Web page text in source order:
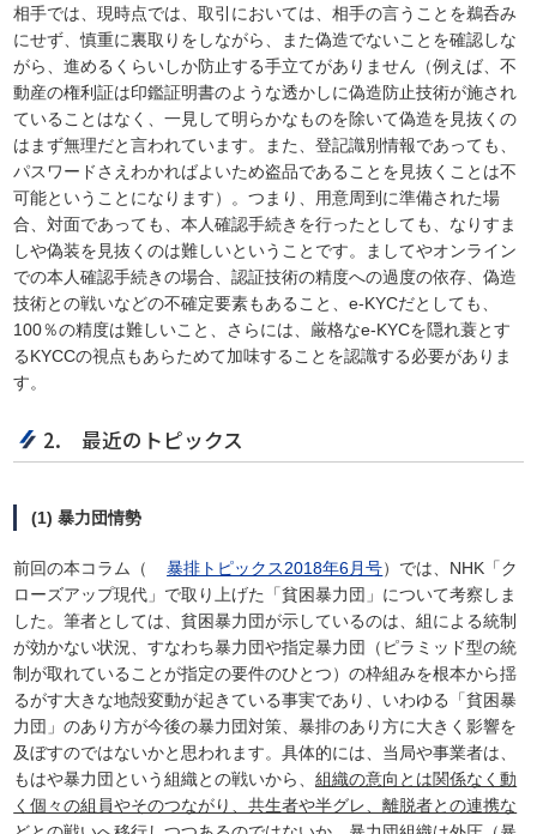
相手では、現時点では、取引においては、相手の言うことを鵜呑み
にせず、慎重に裏取りをしながら、また偽造でないことを確認しな
がら、進めるくらいしか防止する手立てがありません（例えば、不
動産の権利証は印鑑証明書のような透かしに偽造防止技術が施され
ていることはなく、一見して明らかなものを除いて偽造を見抜くの
はまず無理だと言われています。また、登記識別情報であっても、
パスワードさえわかればよいため盗品であることを見抜くことは不
可能ということになります）。つまり、用意周到に準備された場
合、対面であっても、本人確認手続きを行ったとしても、なりすま
しや偽装を見抜くのは難しいということです。ましてやオンライン
での本人確認手続きの場合、認証技術の精度への過度の依存、偽造
技術との戦いなどの不確定要素もあること、e-KYCだとしても、
100％の精度は難しいこと、さらには、厳格なe-KYCを隠れ蓑とす
るKYCCの視点もあらためて加味することを認識する必要がありま
す。
2. 最近のトピックス
(1) 暴力団情勢
前回の本コラム（ 暴排トピックス2018年6月号）では、NHK「ク
ローズアップ現代」で取り上げた「貧困暴力団」について考察しま
した。筆者としては、貧困暴力団が示しているのは、組による統制
が効かない状況、すなわち暴力団や指定暴力団（ピラミッド型の統
制が取れていることが指定の要件のひとつ）の枠組みを根本から揺
るがす大きな地殻変動が起きている事実であり、いわゆる「貧困暴
力団」のあり方が今後の暴力団対策、暴排のあり方に大きく影響を
及ぼすのではないかと思われます。具体的には、当局や事業者は、
もはや暴力団という組織との戦いから、組織の意向とは関係なく動
く個々の組員やそのつながり、共生者や半グレ、離脱者との連携な